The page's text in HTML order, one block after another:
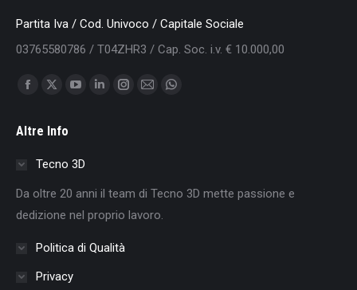
Partita Iva / Cod. Univoco / Capitale Sociale
03765580786 / T04ZHR3 / Cap. Soc. i.v. € 10.000,00
Find us on:
Facebook
opens
window
X
opens
window
YouTube
window
Linkedin
window
Instagram
window
Mail
window
Whatsapp
window
Altre Info
Tecno 3D
Da oltre 20 anni il team di Tecno 3D mette passione e
dedizione nel proprio lavoro.
Politica di Qualità
Privacy